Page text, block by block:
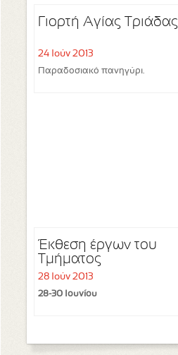
Γιορτή Αγίας Τριάδας
24 Ιούν 2013
Παραδοσιακό πανηγύρι.
Έκθεση έργων του
Τμήματος
Ζωγραφικής της
Κοινωφελούς
Αστυνομίας Κόνιτσας
28 Ιούν 2013
28-30 Ιουνίου